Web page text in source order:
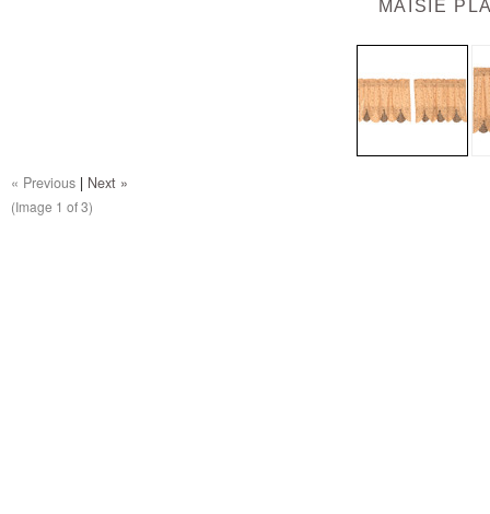
MAISIE
« Previous | Next »
(Image 1 of 3)